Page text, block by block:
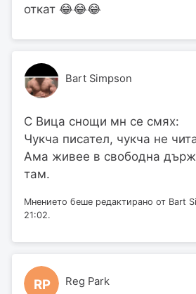
откат 😂😂😂
Bart Simpson
С Вица снощи мн се смях:
Чукча писател, чукча не
Ама живее в свободна
там.
Мнението беше редактирано от Bart
21:02.
RP Reg Park